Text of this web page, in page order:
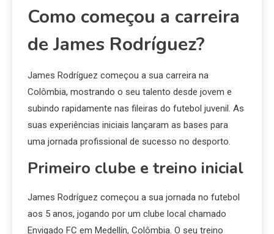
Como começou a carreira
de James Rodríguez?
James Rodríguez começou a sua carreira na
Colômbia, mostrando o seu talento desde jovem e
subindo rapidamente nas fileiras do futebol juvenil. As
suas experiências iniciais lançaram as bases para
uma jornada profissional de sucesso no desporto.
Primeiro clube e treino inicial
James Rodríguez começou a sua jornada no futebol
aos 5 anos, jogando por um clube local chamado
Envigado FC em Medellín, Colômbia. O seu treino